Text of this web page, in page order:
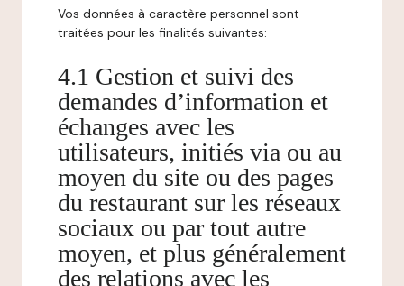
Vos données à caractère personnel sont
traitées pour les finalités suivantes:
4.1 Gestion et suivi des
demandes d’information et
échanges avec les
utilisateurs, initiés via ou au
moyen du site ou des pages
du restaurant sur les réseaux
sociaux ou par tout autre
moyen, et plus généralement
des relations avec les